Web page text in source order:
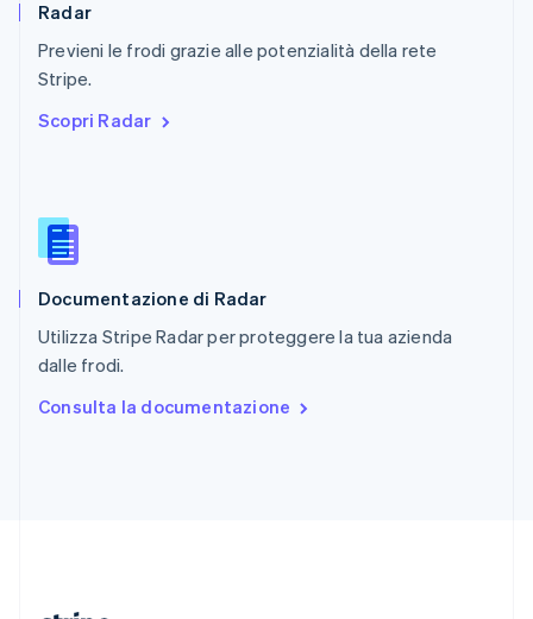
Radar
Previeni le frodi grazie alle potenzialità della rete
Stripe.
Scopri Radar
Documentazione di Radar
Utilizza Stripe Radar per proteggere la tua azienda
dalle frodi.
Consulta la documentazione
Regno Unito
English
English
English
Slovacchia
Slovenia
Spagna
Español
English Español简体中文